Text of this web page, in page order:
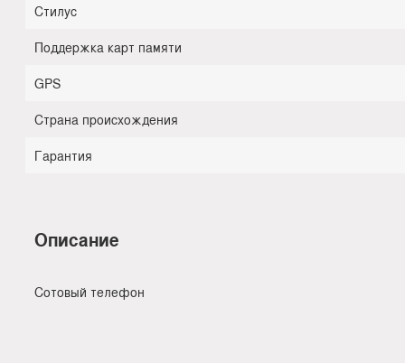
Стилус
Поддержка карт памяти
GPS
Страна происхождения
Гарантия
Описание
Сотовый телефон